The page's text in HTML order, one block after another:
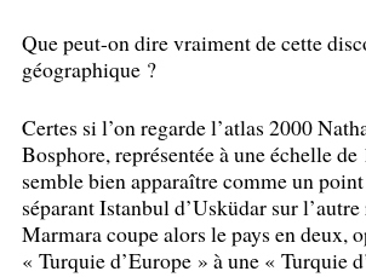
Que peut-on dire vraiment de cette
géographique ?
Certes si l’on regarde l’atlas 2000
Bosphore, représentée à une échelle
semble bien apparaître comme un
séparant Istanbul d’Usküdar sur
Marmara coupe alors le pays en deux,
« Turquie d’Europe » à une « Turquie